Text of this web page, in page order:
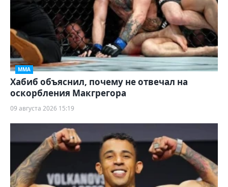
ММА
Хабиб объяснил, почему не отвечал на
оскорбления Макгрегора
09 августа 2026 15:19